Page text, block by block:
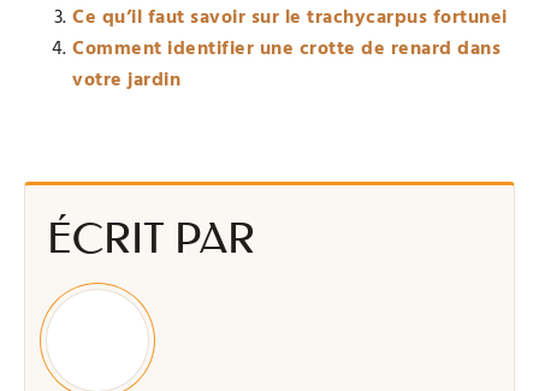
Ce qu’il faut savoir sur le trachycarpus fortunei
Comment identifier une crotte de renard dans
votre jardin
ÉCRIT PAR